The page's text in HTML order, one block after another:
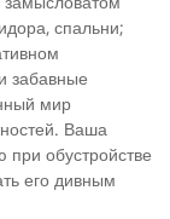
спальни;
за­бавные
мир
Ваша
обустройстве
его дивным